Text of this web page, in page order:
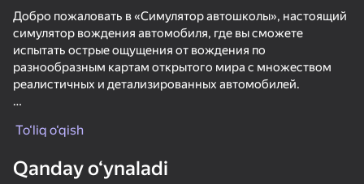
Забег Крутых Машин 3Д
Добро пожаловать в «Симулятор автошколы», настоящий
симулятор вождения автомобиля, где вы сможете
испытать острые ощущения от вождения по
разнообразным картам открытого мира с множеством
реалистичных и детализированных автомобилей.
прокатитесь по одному из самых важных городов мира.
автошколы» обладает всеми элементами, которые вы
To‘liq o‘qish
Qanday o‘ynaladi